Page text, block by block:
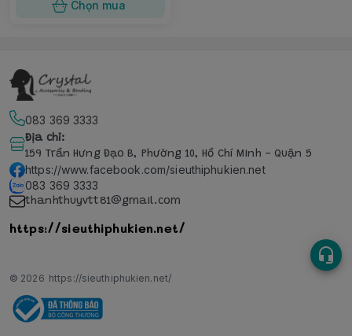
Chọn mua
083 369 3333
Địa chỉ:
159 Trần Hưng Đạo B, Phường 10, Hồ Chí Minh - Quận 5
https://www.facebook.com/sieuthiphukien.net
083 369 3333
thanhthuyvtt81@gmail.com
https://sieuthiphukien.net/
© 2026 https://sieuthiphukien.net/